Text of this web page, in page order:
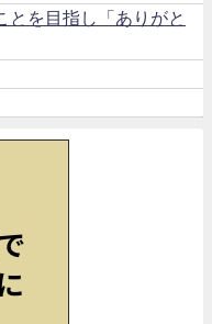
とを目指し「ありがと